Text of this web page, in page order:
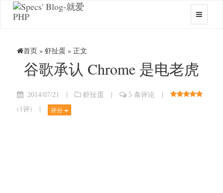
首页 » 虾扯蛋 » 正文
谷歌承认 Chrome 是电老虎
2014/07/21 | 虾扯蛋 | 5 条评论
|
(1评) | 评分